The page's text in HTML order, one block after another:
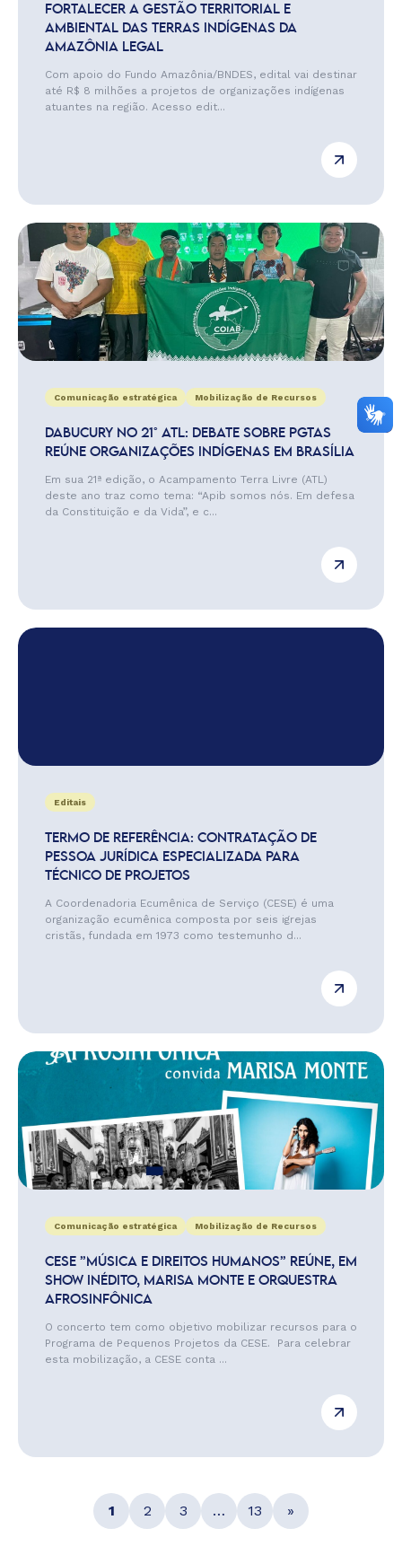
FORTALECER A GESTÃO TERRITORIAL E
AMBIENTAL DAS TERRAS INDÍGENAS DA
AMAZÔNIA LEGAL
Com apoio do Fundo Amazônia/BNDES, edital vai destinar
até R$ 8 milhões a projetos de organizações indígenas
atuantes na região. Acesso edit...
Comunicação estratégica Mobilização de Recursos
DABUCURY NO 21° ATL: DEBATE SOBRE PGTAS
REÚNE ORGANIZAÇÕES INDÍGENAS EM BRASÍLIA
Em sua 21ª edição, o Acampamento Terra Livre (ATL)
deste ano traz como tema: “Apib somos nós. Em defesa
da Constituição e da Vida”, e c...
Editais
TERMO DE REFERÊNCIA: CONTRATAÇÃO DE
PESSOA JURÍDICA ESPECIALIZADA PARA
TÉCNICO DE PROJETOS
A Coordenadoria Ecumênica de Serviço (CESE) é uma
organização ecumênica composta por seis igrejas
cristãs, fundada em 1973 como testemunho d...
Comunicação estratégica Mobilização de Recursos
CESE ”MÚSICA E DIREITOS HUMANOS” REÚNE, EM
SHOW INÉDITO, MARISA MONTE E ORQUESTRA
AFROSINFÔNICA
O concerto tem como objetivo mobilizar recursos para o
Programa de Pequenos Projetos da CESE. Para celebrar
esta mobilização, a CESE conta ...
1 2 3 … 13 »